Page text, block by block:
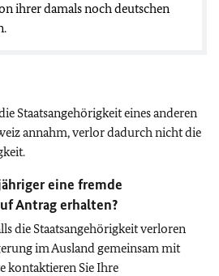
ihrer damals noch deutschen
Staatsangehörigkeit eines anderen
annahm, verlor dadurch nicht die
eine fremde
Antrag erhalten?
die Staatsangehörigkeit verloren
im Ausland gemeinsam mit
kontaktieren Sie Ihre